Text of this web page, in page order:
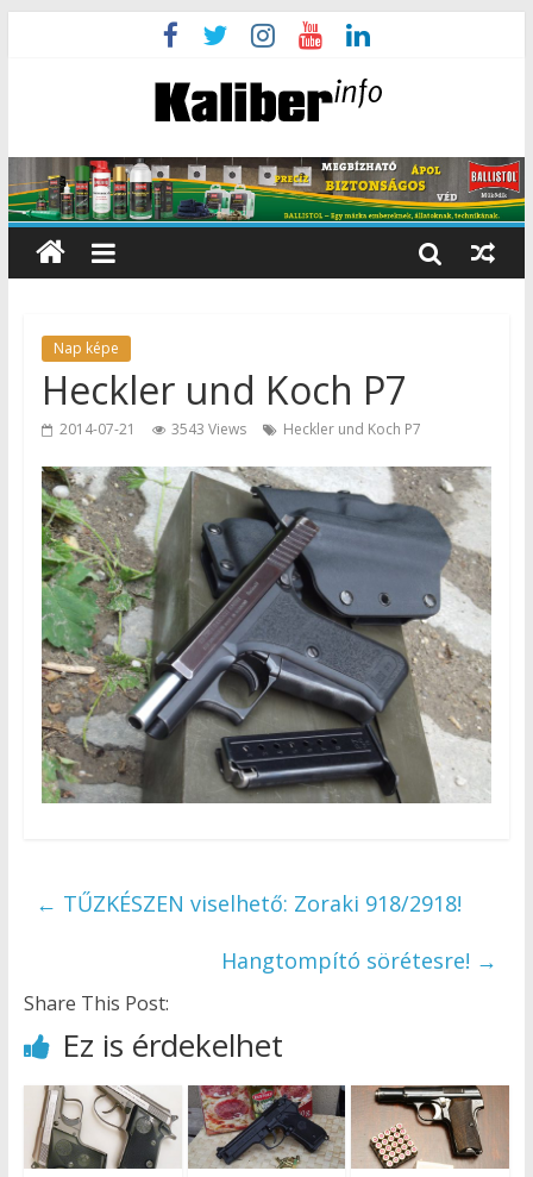
Nap képe
Heckler und Koch P7
2014-07-21 3543 Views Heckler und Koch P7
← TŰZKÉSZEN viselhető: Zoraki 918/2918!
Hangtompító sörétesre! →
Share This Post:
Ez is érdekelhet